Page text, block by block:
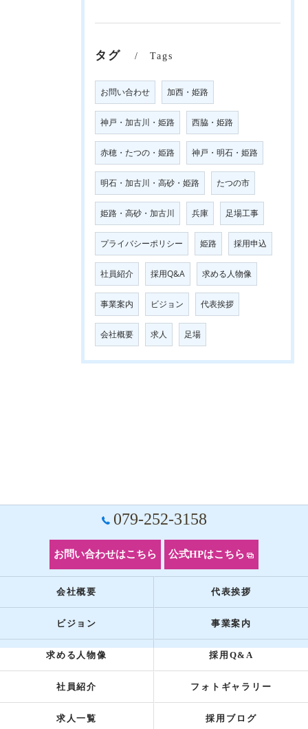
タグ Tags
お問い合わせ 加西・姫路
神戸・加古川・姫路 西脇・姫路
赤穂・たつの・姫路 神戸・明石・姫路
明石・加古川・高砂・姫路 たつの市
姫路・高砂・加古川 兵庫 足場工事
プライバシーポリシー 姫路 採用申込
社員紹介 採用Q&A 求める人物像
事業案内 ビジョン 代表挨拶
会社概要 求人 足場
079-252-3158
お問い合わせはこちら 公式HPはこちら
会社概要 代表挨拶
ビジョン 事業案内
求める人物像 採用Q&A
社員紹介 フォトギャラリー
求人一覧 採用ブログ